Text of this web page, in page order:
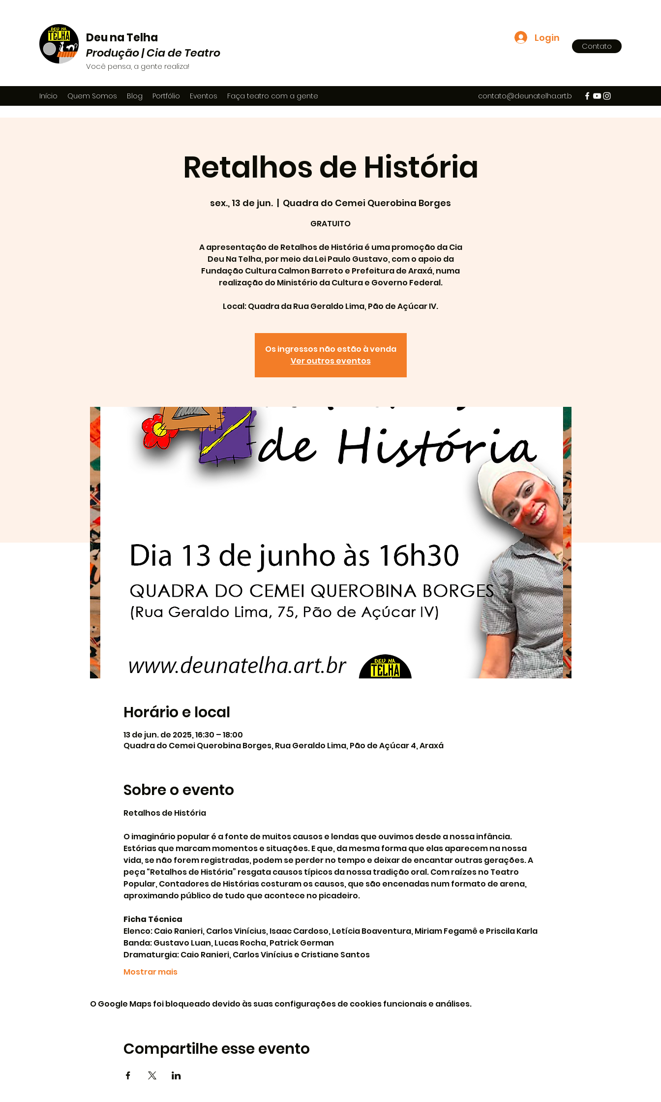
Deu na Telha
Produção | Cia de Teatro
Você pensa, a gente realiza!
Contato
Login
Início Quem Somos Blog Portfólio Eventos Faça teatro com a gente
contato@deunatelha.art.b
r
Retalhos de História
sex., 13 de jun.
  |
Quadra do Cemei Querobina Borges
GRATUITO
A apresentação de Retalhos de História é uma promoção da Cia
Deu Na Telha, por meio da Lei Paulo Gustavo, com o apoio da
Fundação Cultura Calmon Barreto e Prefeitura de Araxá, numa
realização do Ministério da Cultura e Governo Federal.
Local: Quadra da Rua Geraldo Lima, Pão de Açúcar IV.
Os ingressos não estão à venda
Ver outros eventos
Horário e local
13 de jun. de 2025, 16:30 – 18:00
Quadra do Cemei Querobina Borges, Rua Geraldo Lima, Pão de Açúcar 4, Araxá
Sobre o evento
Retalhos de História
O imaginário popular é a fonte de muitos causos e lendas que ouvimos desde a nossa infância.
Estórias que marcam momentos e situações. E que, da mesma forma que elas aparecem na nossa
vida, se não forem registradas, podem se perder no tempo e deixar de encantar outras gerações. A
peça “Retalhos de História” resgata causos típicos da nossa tradição oral. Com raízes no Teatro
Popular, Contadores de Histórias costuram os causos, que são encenadas num formato de arena,
aproximando público de tudo que acontece no picadeiro.
Ficha Técnica
Elenco: Caio Ranieri, Carlos Vinícius, Isaac Cardoso, Letícia Boaventura, Miriam Fegamê e Priscila Karla
Banda: Gustavo Luan, Lucas Rocha, Patrick German
Dramaturgia: Caio Ranieri, Carlos Vinícius e Cristiane Santos
Mostrar mais
O Google Maps foi bloqueado devido às suas configurações de cookies funcionais e análises.
Compartilhe esse evento